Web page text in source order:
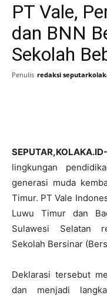
PT Vale,
dan BNN
Sekolah
Penulis redaksi
SEPUTAR,KOLAKA.ID-
lingkungan
generasi muda
Timur. PT Vale
Luwu Timur dan
Sulawesi Selatan
Sekolah Bersinar
Deklarasi tersebut
dan menjadi